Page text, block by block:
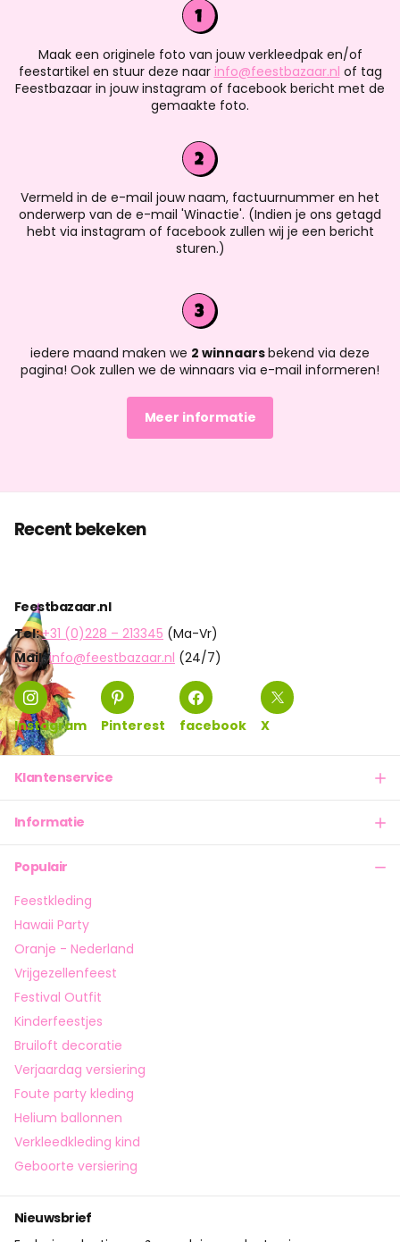
Maak een originele foto van jouw verkleedpak en/of
feestartikel en stuur deze naar info@feestbazaar.nl of tag
Feestbazaar in jouw instagram of facebook bericht met de
gemaakte foto.
Vermeld in de e-mail jouw naam, factuurnummer en het
onderwerp van de e-mail 'Winactie'. (Indien je ons getagd
hebt via instagram of facebook zullen wij je een bericht
sturen.)
iedere maand maken we 2 winnaarsbekend via deze
pagina! Ook zullen we de winnaars via e-mail informeren!
Meer informatie
Recent bekeken
Feestbazaar.nl
Tel:+31 (0)228 – 213345 (Ma-Vr)
Mail: info@feestbazaar.nl (24/7)
Instagram Pinterest facebook X
Klantenservice
Informatie
Populair
Feestkleding
Hawaii Party
Oranje - Nederland
Vrijgezellenfeest
Festival Outfit
Kinderfeestjes
Bruiloft decoratie
Verjaardag versiering
Foute party kleding
Helium ballonnen
Verkleedkleding kind
Geboorte versiering
Nieuwsbrief